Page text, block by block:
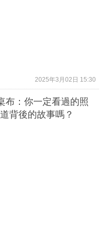
2025年3月02日 15:30
布：你一定看過的照
背後的故事嗎？